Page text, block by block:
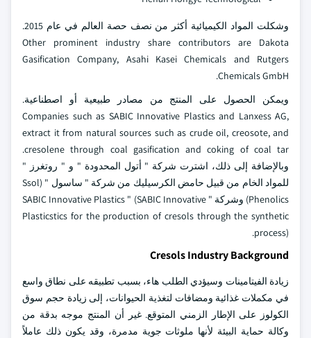
وشكلت المواد الكيميائية أكثر من نصف حصة العالم في عام 2015.
Other prominent industry share contributors are Dakota
Gasification Company, Asahi Kasei Chemicals and Rutgers
Chemicals GmbH.
ويمكن الحصول على المنتج من مصادر طبيعية أو اصطناعية.
Companies such as SABIC Innovative Plastics and Lanxess AG,
extract it from natural sources such as crude oil, creosote, and
cresolene through coal gasification and coking of coal tar.
وبالإضافة إلى ذلك، اشترت شركة " أتول المحدودة " و " روتغرز "
للمواد الخام من قبيل حامض الكرسيليك من شركة " ساسول " (Ssol
Phenolics) وشركة " SABIC Innovative Plastics " (SABIC Innovative
Plasticstics for the production of cresols through the synthetic
process).
Cresols Industry Background
زيادة الفيتامينات وسيؤدي الطلب هاء، بسبب تطبيقه على نطاق واسع
في مكملات غذائية ومضافات لتغذية الحيوانات، إلى زيادة حجم سوق
الكولوز على الإطار الزمني المتوقع. غير أن المنتج موجه بدقة من
وكالة حماية البيئة لأنها ملوثات جوية مدمرة، وقد يكون ذلك عاملاً